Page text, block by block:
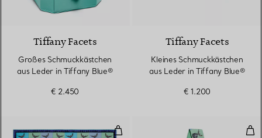
Tiffany Facets
Großes Schmuckkästchen
aus Leder in Tiffany Blue®
€ 2.450
Tiffany Facets
Kleines Schmuckkästchen
aus Leder in Tiffany Blue®
€ 1.200
Bird on a Rock quadratischer